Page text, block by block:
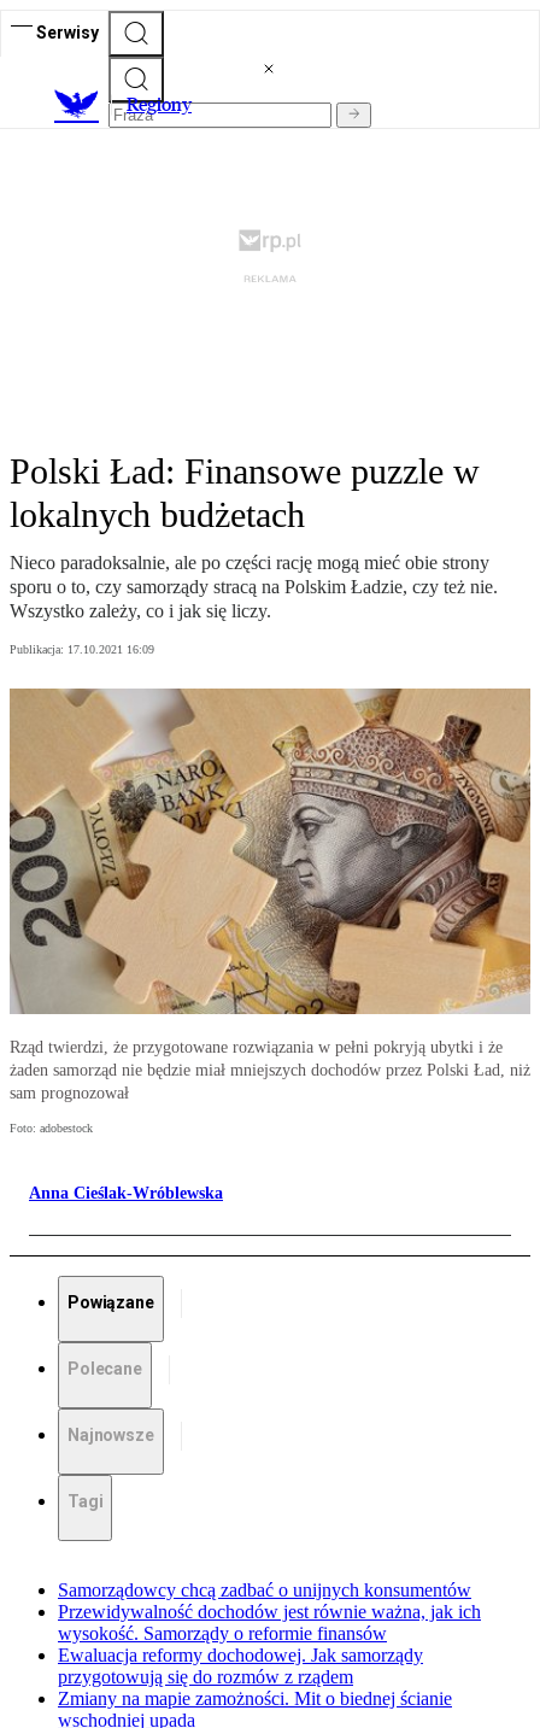
Serwisy
Regiony
Polski Ład: Finansowe puzzle w
lokalnych budżetach
Nieco paradoksalnie, ale po części rację mogą mieć obie strony
sporu o to, czy samorządy stracą na Polskim Ładzie, czy też nie.
Wszystko zależy, co i jak się liczy.
Publikacja: 17.10.2021 16:09
Rząd twierdzi, że przygotowane rozwiązania w pełni pokryją ubytki i że
żaden samorząd nie będzie miał mniejszych dochodów przez Polski Ład, niż
sam prognozował
Foto: adobestock
Anna Cieślak-Wróblewska
Powiązane
Polecane
Najnowsze
Tagi
Samorządowcy chcą zadbać o unijnych konsumentów
Przewidywalność dochodów jest równie ważna, jak ich
wysokość. Samorządy o reformie finansów
Ewaluacja reformy dochodowej. Jak samorządy
przygotowują się do rozmów z rządem
Zmiany na mapie zamożności. Mit o biednej ścianie
wschodniej upada